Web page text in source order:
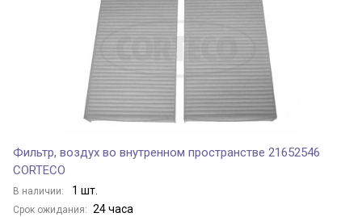
Фильтр, воздух во внутренном пространстве 21652546
CORTECO
В наличии: 1 шт.
Срок ожидания: 24 часа